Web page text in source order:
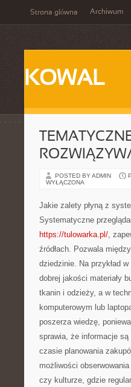
Strona główna Archiwum
KOWAL
POSTED BY ADMIN
WYŁĄCZONA
Jakie zalety płyną z
Systematyczne
https://tulowarka.pl/,
źródłach. Pozwala
dziedzinie. Na przykład
dobrej jakości materiały
tkanin i odzieży, a w
komputerowym lub
poszerza wiedzę,
sprawia, że informacje
czasie planowania
możliwości
czy kulturze, gdzie